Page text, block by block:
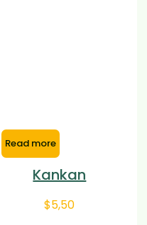
Read more
Kankan
$5,50